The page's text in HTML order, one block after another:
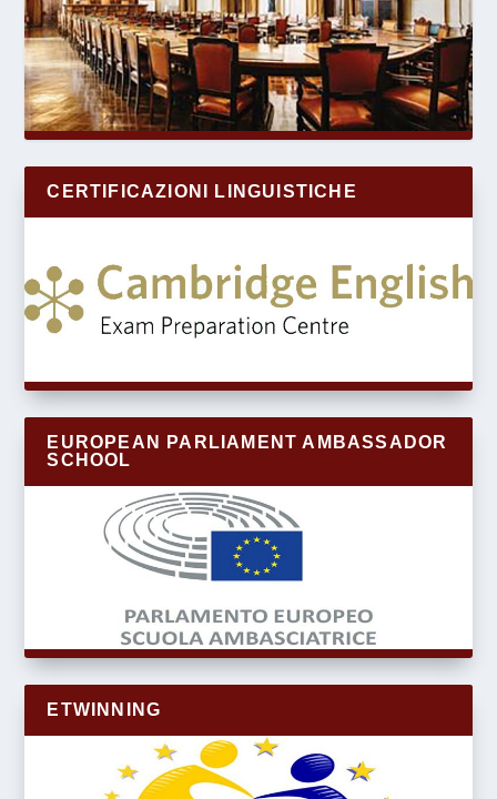
CERTIFICAZIONI LINGUISTICHE
EUROPEAN PARLIAMENT AMBASSADOR
SCHOOL
ETWINNING